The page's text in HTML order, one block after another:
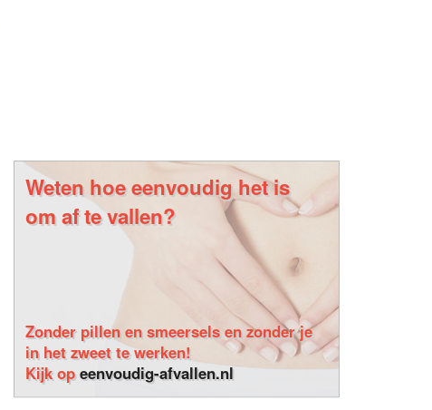
Weten hoe eenvoudig het is
om af te vallen?
Zonder pillen en smeersels en zonder je
in het zweet te werken!
Kijk opeenvoudig-afvallen.nl